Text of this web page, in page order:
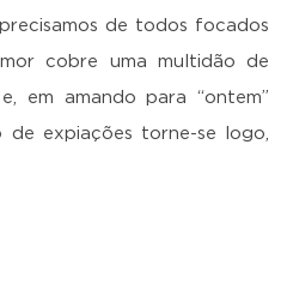
de todos focados
cobre uma multidão de
em amando para “ontem”
de expiações torne-se logo,